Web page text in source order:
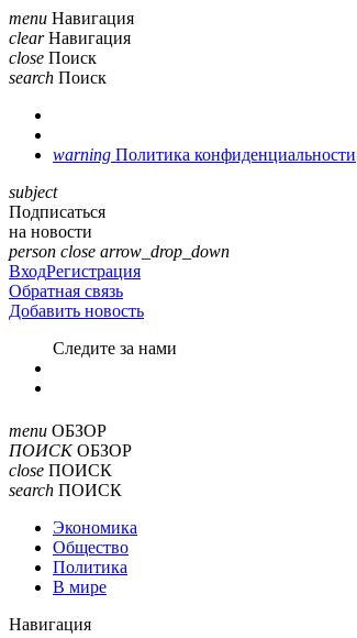
menu Навигация
clear Навигация
close Поиск
search Поиск
warning Политика конфиденциальности
subject
Подписаться
на новости
person close arrow_drop_down
ВходРегистрация
Обратная связь
Добавить новость
Cледите за нами
menu ОБЗОР
ПОИСК ОБЗОР
close ПОИСК
search ПОИСК
Экономика
Общество
Политика
В мире
Навигация